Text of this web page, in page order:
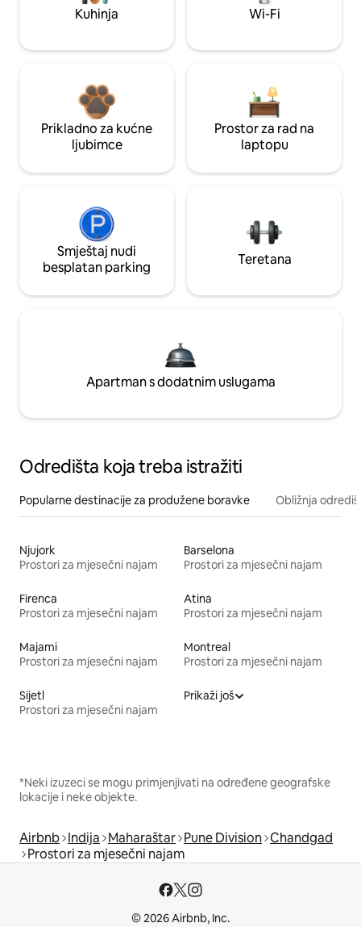
Kuhinja Wi-Fi
Prikladno za kućne
ljubimce
Prostor za rad na
laptopu
Smještaj nudi
besplatan parking
Teretana
Apartman s dodatnim uslugama
Odredišta koja treba istražiti
Popularne destinacije za produžene boravke Obližnja
Njujork
Prostori za mjesečni najam
Barselona
Prostori za mjesečni najam
Firenca
Prostori za mjesečni najam
Atina
Prostori za mjesečni najam
Majami
Prostori za mjesečni najam
Montreal
Prostori za mjesečni najam
Sijetl
Prostori za mjesečni najam
Prikaži još
*Neki izuzeci se mogu primjenjivati na određene geografske
lokacije i neke objekte.
Airbnb Indija Maharaštar Pune Division Chandgad
Prostori za mjesečni najam
© 2026 Airbnb, Inc.